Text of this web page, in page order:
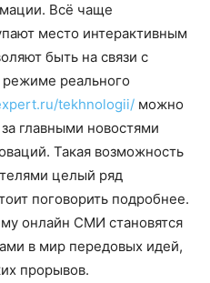
Всё чаще
место интерактивным
быть на связи с
реального
tekhnologii/ можно
главными новостями
Такая возможность
целый ряд
поговорить подробнее.
онлайн СМИ становятся
в мир передовых идей,
прорывов.